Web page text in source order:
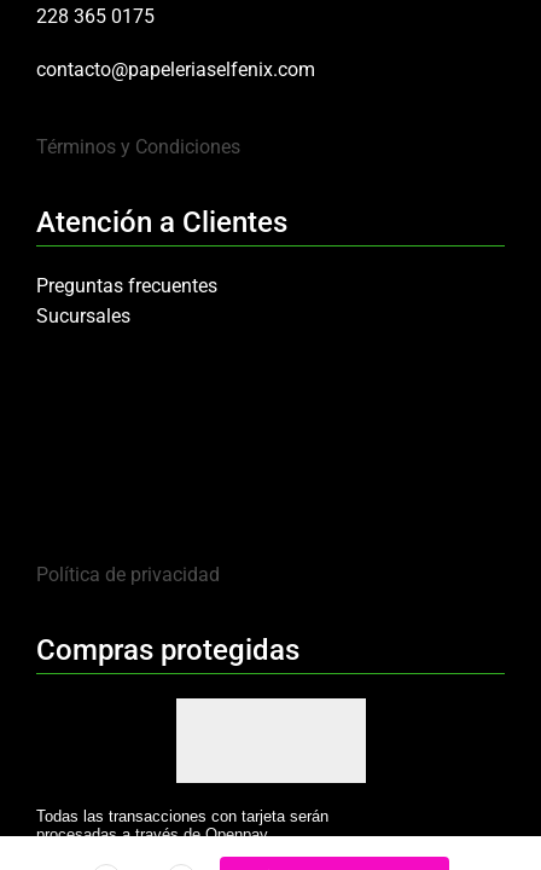
228 365 0175
contacto@papeleriaselfenix.com
Términos y Condiciones
Atención a Clientes
Preguntas frecuentes
Sucursales
Política de privacidad
Compras protegidas
Todas las transacciones con tarjeta serán
procesadas a través de Openpay.